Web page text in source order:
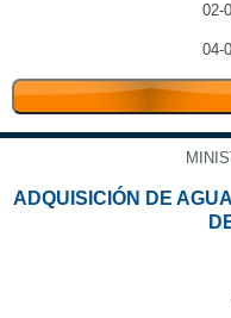
02-
04-
ADQUISICIÓN DE